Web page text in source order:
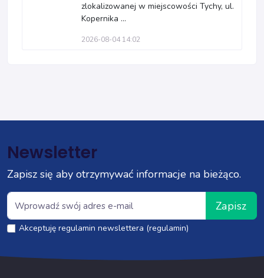
zlokalizowanej w miejscowości Tychy, ul.
Kopernika ...
2026-08-04 14:02
Newsletter
Zapisz się aby otrzymywać informacje na bieżąco.
Zapisz
Akceptuję regulamin newslettera (regulamin)